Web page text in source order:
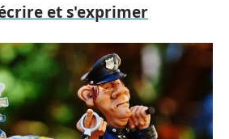
et s'exprimer